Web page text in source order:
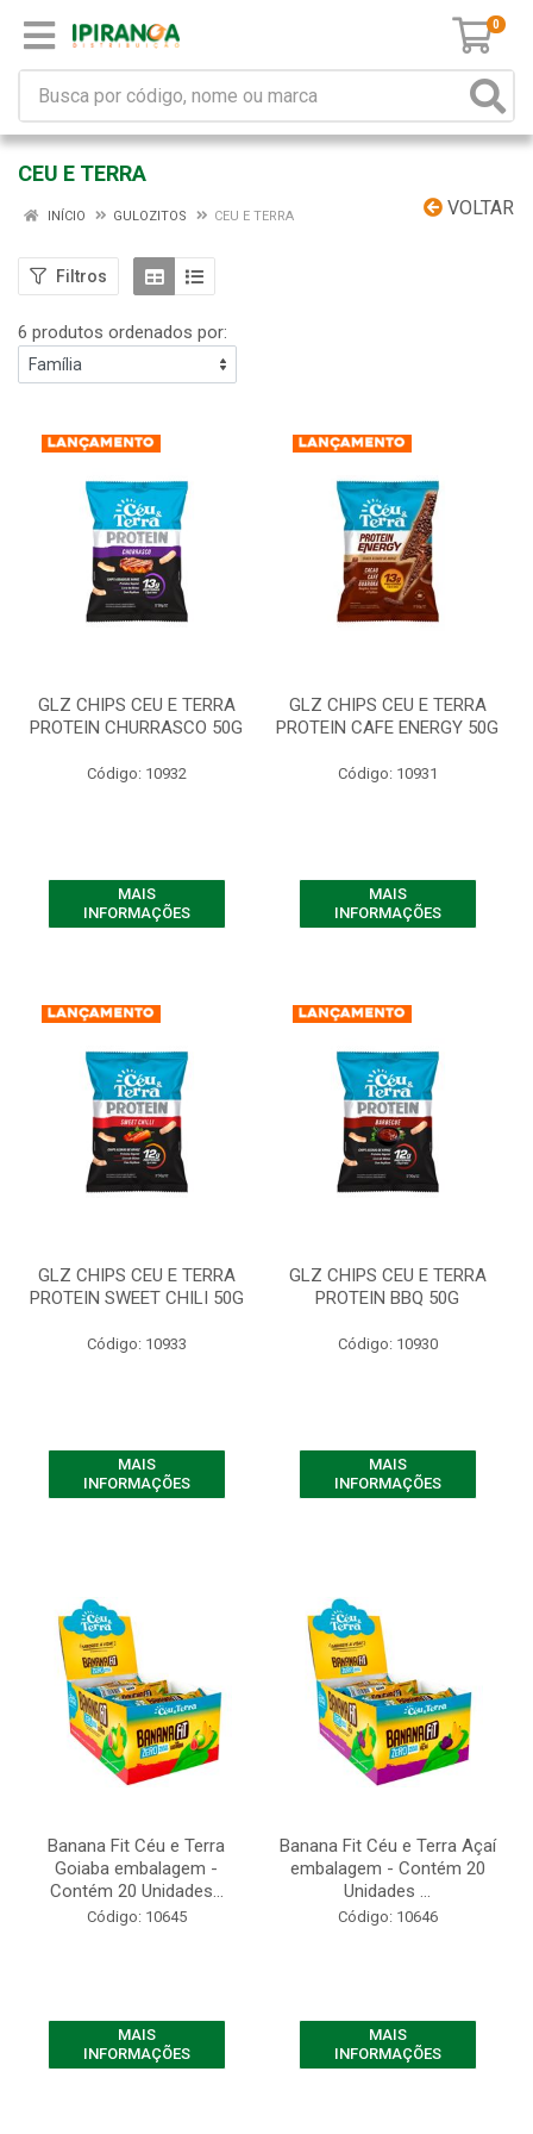
0
CEU E TERRA
VOLTAR
INÍCIO GULOZITOS CEU E TERRA
Filtros
6 produtos ordenados por:
GLZ CHIPS CEU E TERRA
PROTEIN CHURRASCO 50G
Código: 10932
MAIS
INFORMAÇÕES
GLZ CHIPS CEU E TERRA
PROTEIN CAFE ENERGY 50G
Código: 10931
MAIS
INFORMAÇÕES
GLZ CHIPS CEU E TERRA
PROTEIN SWEET CHILI 50G
Código: 10933
MAIS
INFORMAÇÕES
GLZ CHIPS CEU E TERRA
PROTEIN BBQ 50G
Código: 10930
MAIS
INFORMAÇÕES
Banana Fit Céu e Terra
Goiaba embalagem -
Contém 20 Unidades...
Código: 10645
MAIS
INFORMAÇÕES
Banana Fit Céu e Terra Açaí
embalagem - Contém 20
Unidades ...
Código: 10646
MAIS
INFORMAÇÕES